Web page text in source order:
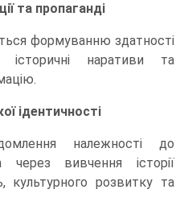
та пропаганді
формуванню здатності
історичні наративи та
ідентичності
належності до
через вивчення історії
культурного розвитку та